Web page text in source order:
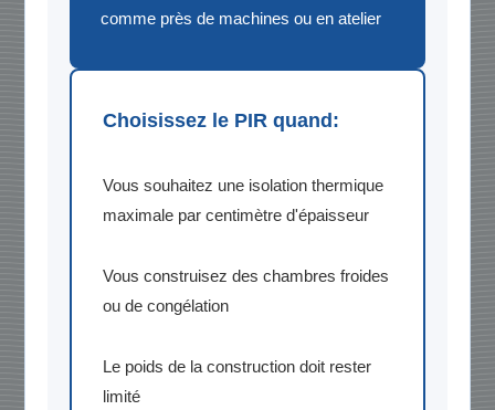
comme près de machines ou en atelier
Choisissez le PIR quand:
Vous souhaitez une isolation thermique
maximale par centimètre d'épaisseur
Vous construisez des chambres froides
ou de congélation
Le poids de la construction doit rester
limité